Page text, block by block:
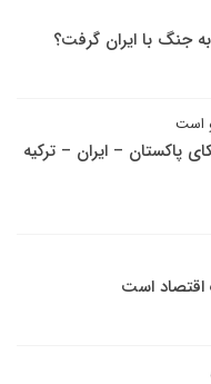
جنگ با ایران گرفت؟
است
پاکستان – ایران – ترکیه
اقتصاد است